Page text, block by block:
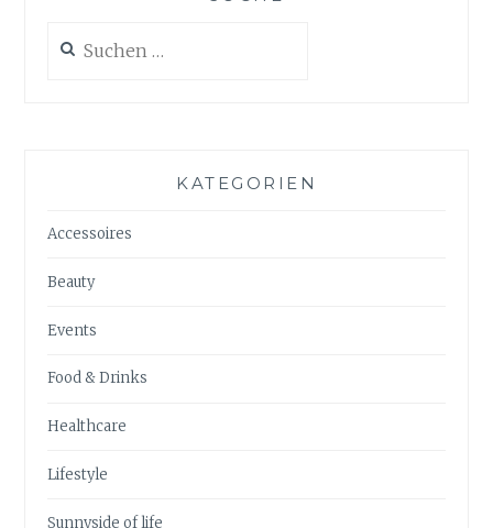
nach:
KATEGORIEN
Accessoires
Beauty
Events
Food & Drinks
Healthcare
Lifestyle
Sunnyside of life